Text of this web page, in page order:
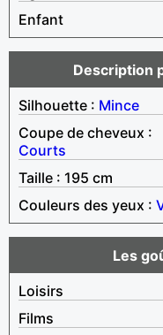
Enfant
Description
Silhouette : Mince
Coupe de cheveux :
Courts
Taille : 195 cm
Couleurs des yeux :
Les
Loisirs
Films